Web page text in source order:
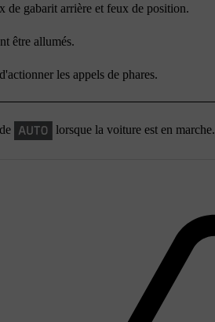
de gabarit arrière et feux de position.
être allumés.
les appels de phares.
lorsque la voiture est en marche.